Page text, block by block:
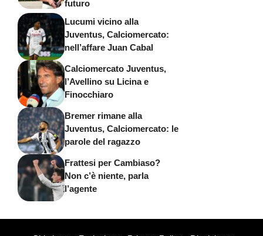
futuro
Lucumi vicino alla
Juventus, Calciomercato:
nell’affare Juan Cabal
Calciomercato Juventus,
l’Avellino su Licina e
Finocchiaro
Bremer rimane alla
Juventus, Calciomercato: le
parole del ragazzo
Frattesi per Cambiaso?
Non c’è niente, parla
l’agente